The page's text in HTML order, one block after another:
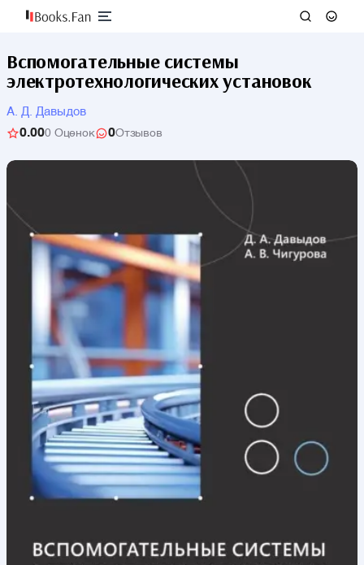
Вспомогательные системы
электротехнологических установок
А. Д. Давыдов
0.000 Оценок 0Отзывов